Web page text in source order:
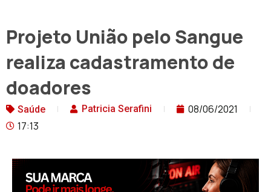
Projeto União pelo Sangue
realiza cadastramento de
doadores
Saúde Patricia Serafini
08/06/2021
17:13